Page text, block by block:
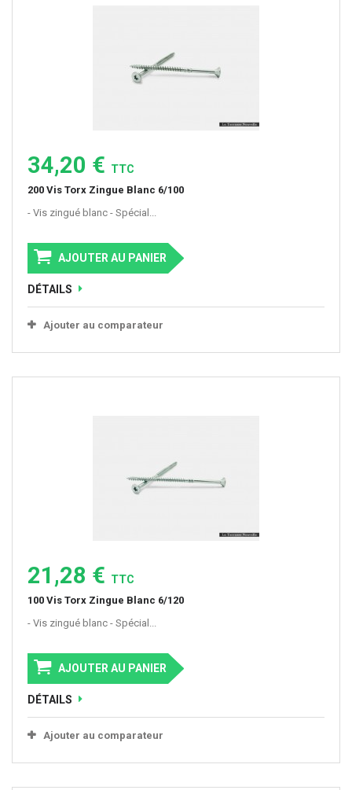
34,20 € TTC
200 Vis Torx Zingue Blanc 6/100
- Vis zingué blanc - Spécial...
AJOUTER AU PANIER
DÉTAILS
Ajouter au comparateur
21,28 € TTC
100 Vis Torx Zingue Blanc 6/120
- Vis zingué blanc - Spécial...
AJOUTER AU PANIER
DÉTAILS
Ajouter au comparateur